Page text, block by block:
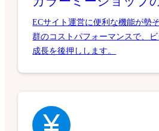
ECサイト運営に便利な機能が勢
群のコストパフォーマンスで、
成長を後押しします。